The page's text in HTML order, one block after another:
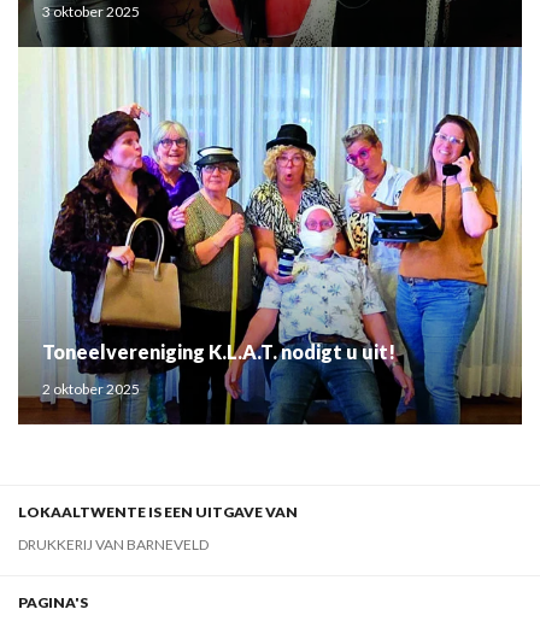
3 oktober 2025
Toneelvereniging K.L.A.T. nodigt u uit!
2 oktober 2025
LOKAALTWENTE IS EEN UITGAVE VAN
DRUKKERIJ VAN BARNEVELD
PAGINA'S